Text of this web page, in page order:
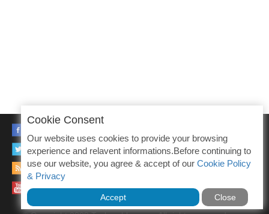
TWITTER
RSS
YOUTUBE
Cookie Consent
Our website uses cookies to provide your browsing
experience and relavent informations.Before continuing to
use our website, you agree & accept of our Cookie Policy
& Privacy
Accept Close